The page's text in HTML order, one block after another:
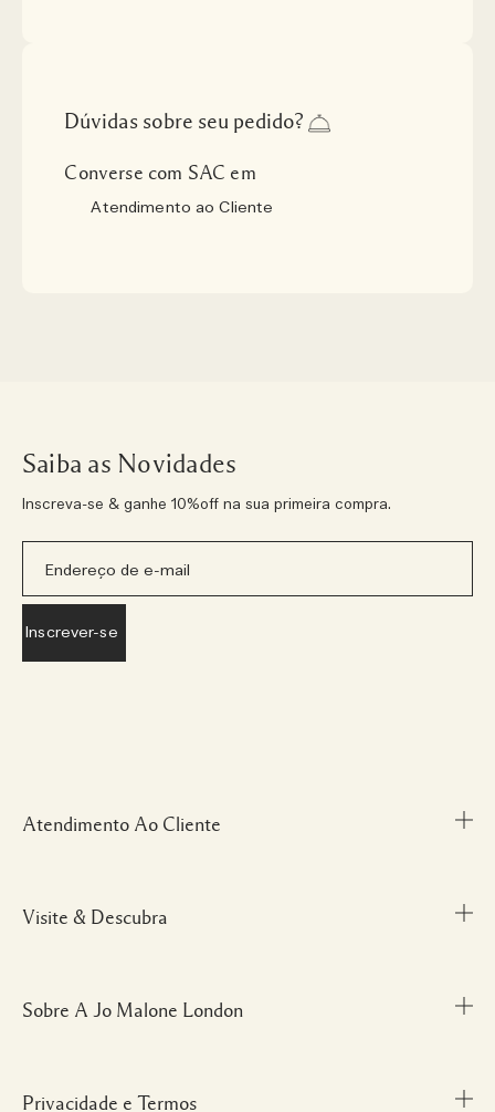
Dúvidas sobre seu pedido?
Converse com SAC em
Atendimento ao Cliente
Saiba as Novidades
Inscreva-se & ganhe 10%off na sua primeira compra.
Atendimento Ao Cliente
Meu Perfil
Personal Shopper
Visite & Descubra
Descubra uma Fragrância
Glossário de Ingredientes
Sobre A Jo Malone London
Privacidade e Termos